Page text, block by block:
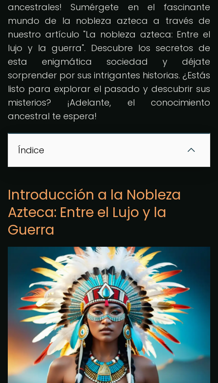
ancestrales! Sumérgete en el fascinante
mundo de la nobleza azteca a través de
nuestro artículo "La nobleza azteca: Entre el
lujo y la guerra". Descubre los secretos de
esta enigmática sociedad y déjate
sorprender por sus intrigantes historias. ¿Estás
listo para explorar el pasado y descubrir sus
misterios? ¡Adelante, el conocimiento
ancestral te espera!
Índice
Introducción a la Nobleza
Azteca: Entre el Lujo y la
Guerra